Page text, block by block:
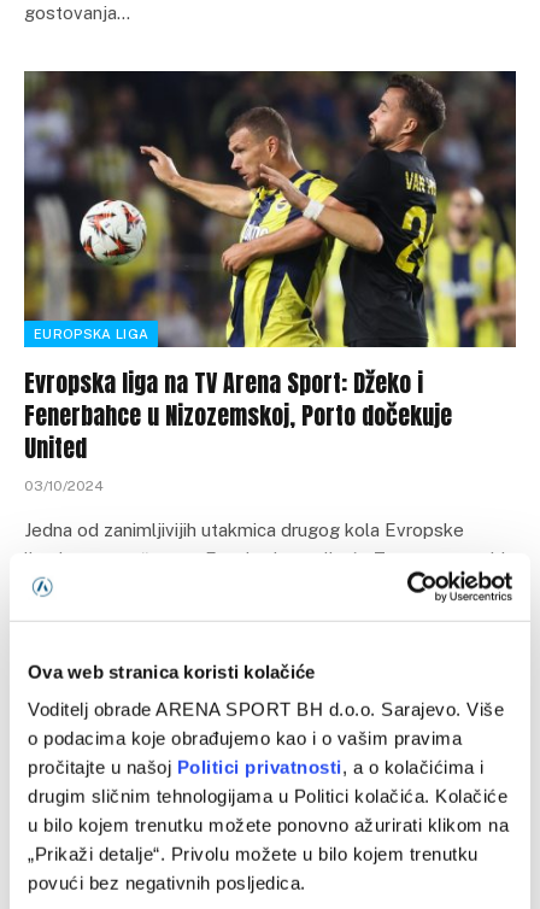
Ova web stranica koristi kolačiće
Voditelj obrade ARENA SPORT BH d.o.o. Sarajevo. Više
o podacima koje obrađujemo kao i o vašim pravima
pročitajte u našoj Politici privatnosti, a o kolačićima i
drugim sličnim tehnologijama u Politici kolačića. Kolačiće
u bilo kojem trenutku možete ponovno ažurirati klikom na
„Prikaži detalje“. Privolu možete u bilo kojem trenutku
povući bez negativnih posljedica.
gostovanja…
EUROPSKA LIGA
Evropska liga na TV Arena Sport: Džeko i
Fenerbahce u Nizozemskoj, Porto dočekuje
United
03/10/2024
Jedna od zanimljivijih utakmica drugog kola Evropske
lige igra se večeras u Enschedeu, gdje će Twente ugostiti
Fenerbahce našeg Edina Džeke. Za razliku…